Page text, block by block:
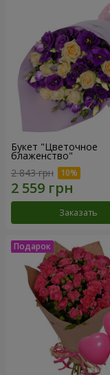
Букет "Цветочное
блаженство"
2 843 грн
Заказать